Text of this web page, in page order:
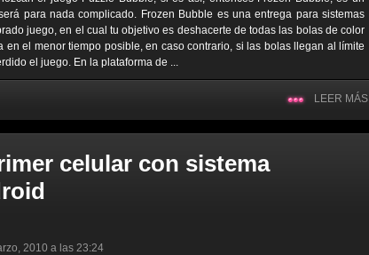
para nada complicado. Frozen Bubble es una entrega para sistemas
juego, en el cual tu objetivo es deshacerte de todas las bolas de color
en el menor tiempo posible, en caso contrario, si las bolas llegan al límite
el juego. En la plataforma de ...
LEER MÁS
celular con sistema
2010 a las 23:24